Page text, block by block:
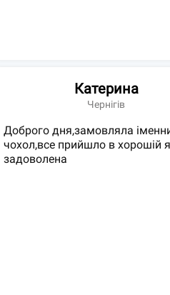
Катерина
Чернігів
Доброго дня,замовляла
чохол,все прийшло в хорошій
задоволена